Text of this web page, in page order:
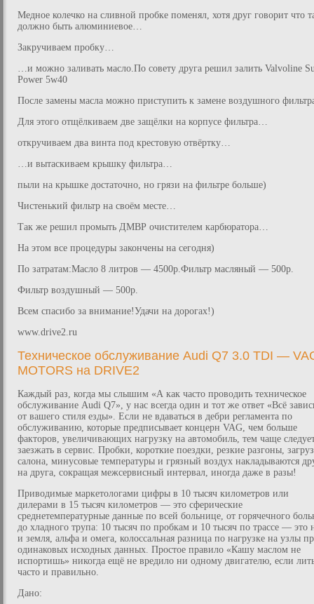
Медное колечко на сливной пробке поменял, хотя друг говорит что
должно быть алюминиевое…
Закручиваем пробку…
…и можно заливать масло.По совету друга решил залить Valvoline
Power 5w40
После замены масла можно приступить к замене воздушного
Для этого отщёлкиваем две защёлки на корпусе фильтра…
откручиваем два винта под крестовую отвёртку…
…и вытаскиваем крышку фильтра…
пыли на крышке достаточно, но грязи на фильтре больше)
Чистенький фильтр на своём месте…
Так же решил промыть ДМВР очистителем карбюратора…
На этом все процедуры закончены на сегодня)
По затратам:Масло 8 литров — 4500р.Фильтр масляный — 500р.
Фильтр воздушный — 500р.
Всем спасибо за внимание!Удачи на дорогах!)
www.drive2.ru
Техническое обслуживание Audi Q7 3.0 TDI —
MOTORS на DRIVE2
Каждый раз, когда мы слышим «А как часто проводить техническое
обслуживание Audi Q7», у нас всегда один и тот же ответ «Всё
от вашего стиля езды». Если не вдаваться в дебри регламента по
обслуживанию, которые предписывает концерн VAG, чем больше
факторов, увеличивающих нагрузку на автомобиль, тем чаще
заезжать в сервис. Пробки, короткие поездки, резкие разгоны,
салона, минусовые температуры и грязный воздух накладываются
на друга, сокращая межсервисный интервал, иногда даже в разы!
Приводимые маркетологами цифры в 10 тысяч километров или
дилерами в 15 тысяч километров — это сферические
среднетемпературные данные по всей больнице, от горячечного
до хладного трупа: 10 тысяч по пробкам и 10 тысяч по трассе — это
и земля, альфа и омега, колоссальная разница по нагрузке на узлы
одинаковых исходных данных. Простое правило «Кашу маслом не
испортишь» никогда ещё не вредило ни одному двигателю, если
часто и правильно.
Дано: